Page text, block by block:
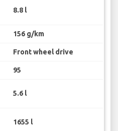
8.8 l
156 g/km
Front wheel drive
95
5.6 l
1655 l